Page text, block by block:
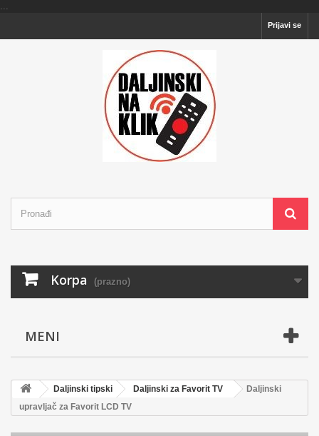
...
Prijavi se
Korpa (prazno)
MENI
Daljinski tipski Daljinski za Favorit TV
Daljinski
upravljač za Favorit LCD TV